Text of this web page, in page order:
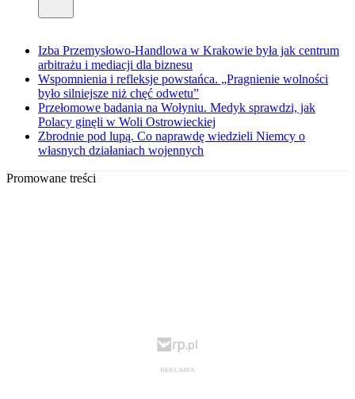
Izba Przemysłowo-Handlowa w Krakowie była jak centrum
arbitrażu i mediacji dla biznesu
Wspomnienia i refleksje powstańca. „Pragnienie wolności
było silniejsze niż chęć odwetu”
Przełomowe badania na Wołyniu. Medyk sprawdzi, jak
Polacy ginęli w Woli Ostrowieckiej
Zbrodnie pod lupą. Co naprawdę wiedzieli Niemcy o
własnych działaniach wojennych
Promowane treści